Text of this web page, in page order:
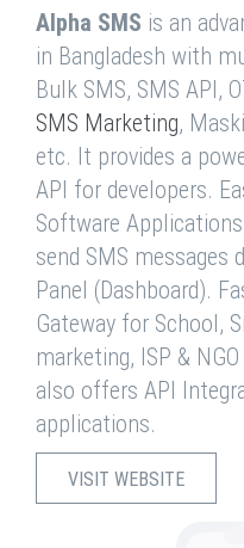
Alpha SMS is an
in Bangladesh with
Bulk SMS, SMS API,
SMS Marketing,
etc. It provides a
API for developers.
Software
send SMS messages
Panel (Dashboard).
Gateway for School,
marketing, ISP &
also offers API
applications.
VISIT WEBSITE